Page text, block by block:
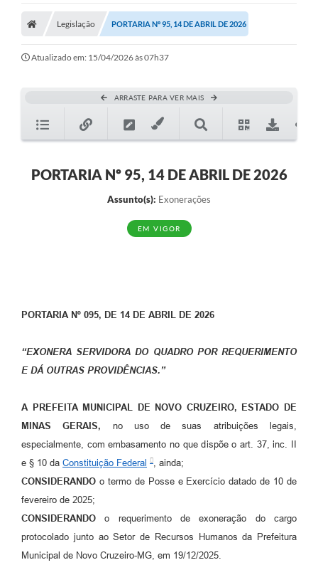
Legislação PORTARIA Nº 95, 14 DE ABRIL DE 2026
Atualizado em: 15/04/2026 às 07h37
ARRASTE PARA VER MAIS
PORTARIA Nº 95, 14 DE ABRIL DE 2026
Assunto(s): Exonerações
EM VIGOR
PORTARIA Nº 095, DE 14 DE ABRIL DE 2026
“EXONERA SERVIDORA DO QUADRO POR REQUERIMENTO
E DÁ OUTRAS PROVIDÊNCIAS.”
A PREFEITA MUNICIPAL DE NOVO CRUZEIRO, ESTADO DE
MINAS GERAIS, no uso de suas atribuições legais,
especialmente, com embasamento no que dispõe o art. 37, inc. II
e § 10 da Constituição Federal
, ainda;
CONSIDERANDO o termo de Posse e Exercício datado de 10 de
fevereiro de 2025;
CONSIDERANDO o requerimento de exoneração do cargo
protocolado junto ao Setor de Recursos Humanos da Prefeitura
Municipal de Novo Cruzeiro-MG, em 19/12/2025.